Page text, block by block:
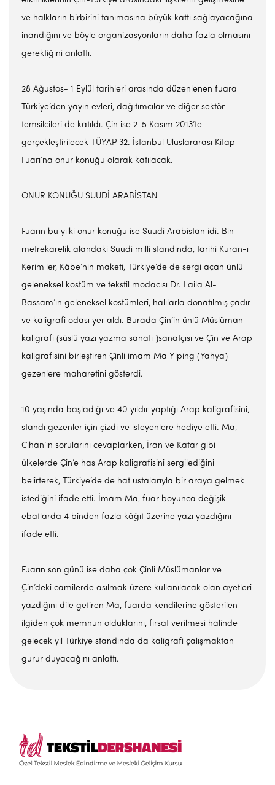
ve halkların birbirini tanımasına büyük kattı sağlayacağına
inandığını ve böyle organizasyonların daha fazla olmasını
gerektiğini anlattı.
28 Ağustos- 1 Eylül tarihleri arasında düzenlenen fuara
Türkiye’den yayın evleri, dağıtımcılar ve diğer sektör
temsilcileri de katıldı. Çin ise 2-5 Kasım 2013’te
gerçekleştirilecek TÜYAP 32. İstanbul Uluslararası Kitap
Fuarı’na onur konuğu olarak katılacak.
ONUR KONUĞU SUUDİ ARABİSTAN
Fuarın bu yılki onur konuğu ise Suudi Arabistan idi. Bin
metrekarelik alandaki Suudi milli standında, tarihi Kuran-ı
Kerim'ler, Kâbe’nin maketi, Türkiye’de de sergi açan ünlü
geleneksel kostüm ve tekstil modacısı Dr. Laila Al-
Bassam’ın geleneksel kostümleri, halılarla donatılmış çadır
ve kaligrafi odası yer aldı. Burada Çin’in ünlü Müslüman
kaligrafi (süslü yazı yazma sanatı )sanatçısı ve Çin ve Arap
kaligrafisini birleştiren Çinli imam Ma Yiping (Yahya)
gezenlere maharetini gösterdi.
10 yaşında başladığı ve 40 yıldır yaptığı Arap kaligrafisini,
standı gezenler için çizdi ve isteyenlere hediye etti. Ma,
Cihan’ın sorularını cevaplarken, İran ve Katar gibi
ülkelerde Çin’e has Arap kaligrafisini sergilediğini
belirterek, Türkiye’de de hat ustalarıyla bir araya gelmek
istediğini ifade etti. İmam Ma, fuar boyunca değişik
ebatlarda 4 binden fazla kâğıt üzerine yazı yazdığını
ifade etti.
Fuarın son günü ise daha çok Çinli Müslümanlar ve
Çin’deki camilerde asılmak üzere kullanılacak olan ayetleri
yazdığını dile getiren Ma, fuarda kendilerine gösterilen
ilgiden çok memnun olduklarını, fırsat verilmesi halinde
gelecek yıl Türkiye standında da kaligrafi çalışmaktan
gurur duyacağını anlattı.